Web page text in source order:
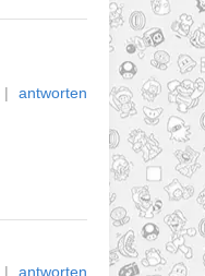
|
antworten
|
antworten